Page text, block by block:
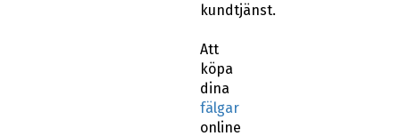
kundtjänst.
Att
köpa
dina
fälgar
online